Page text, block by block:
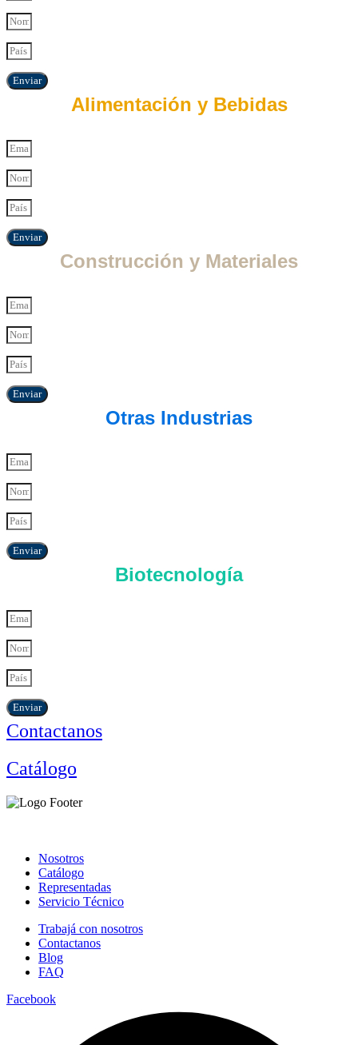
Enviar
Alimentación y Bebidas
Enviar
Construcción y Materiales
Enviar
Otras Industrias
Enviar
Biotecnología
Enviar
Contactanos
Catálogo
Nosotros
Catálogo
Representadas
Servicio Técnico
Trabajá con nosotros
Contactanos
Blog
FAQ
Facebook